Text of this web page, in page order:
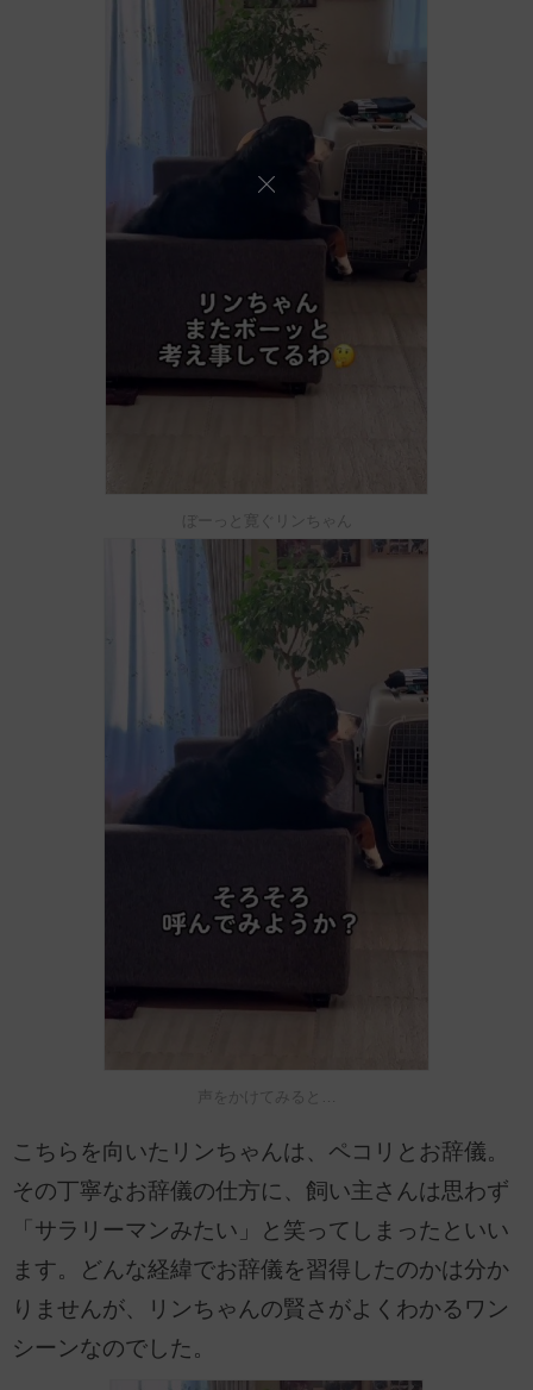
ぼーっと寛ぐリンちゃん
声をかけてみると…
こちらを向いたリンちゃんは、ペコリとお辞儀。
その丁寧なお辞儀の仕方に、飼い主さんは思わず
「サラリーマンみたい」と笑ってしまったといい
ます。どんな経緯でお辞儀を習得したのかは分か
りませんが、リンちゃんの賢さがよくわかるワン
シーンなのでした。